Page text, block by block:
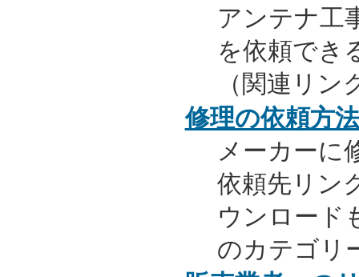
アンテナ工
を依頼でき
（関連リ
修理の依頼方法
メーカーに
依頼先リン
ウンロード
のカテゴリ